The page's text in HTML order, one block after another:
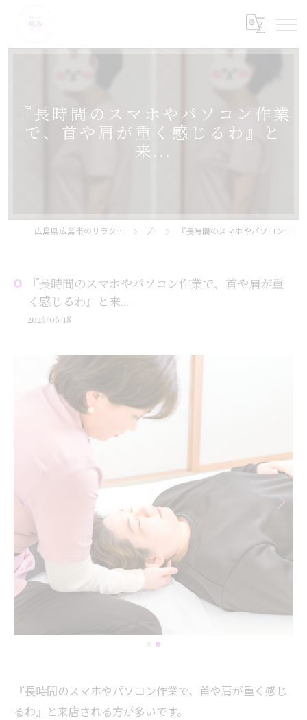
『長時間のスマホやパソコン作業
で、首や肩が重く感じるわ』と
来...
広島県広島市のリラクゼーションなら美骨サロン恵み ブログ 『長時間のスマホやパソコン作業で、首や肩が重く感じるわ』と来...
『長時間のスマホやパソコン作業で、首や肩が重
く感じるわ』と来...
2026/06/18
『長時間のスマホやパソコン作業で、首や肩が重く感じ
るわ』と来店される方が多いです。